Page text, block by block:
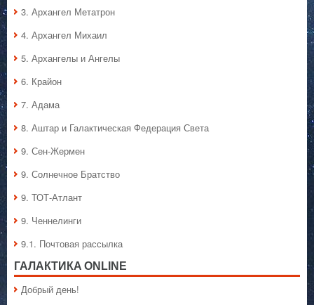
3. Архангел Метатрон
4. Архангел Михаил
5. Архангелы и Ангелы
6. Крайон
7. Адама
8. Аштар и Галактическая Федерация Света
9. Сен-Жермен
9. Солнечное Братство
9. ТОТ-Атлант
9. Ченнелинги
9.1. Почтовая рассылка
ГАЛАКТИКA ONLINE
Добрый день!